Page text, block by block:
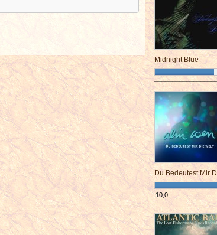
Midnight Blue
Du Bedeutest Mir
10,0